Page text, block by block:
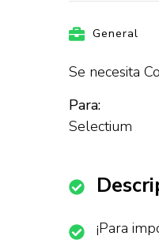
General
Se necesita
Para:
Selectium
¡Para